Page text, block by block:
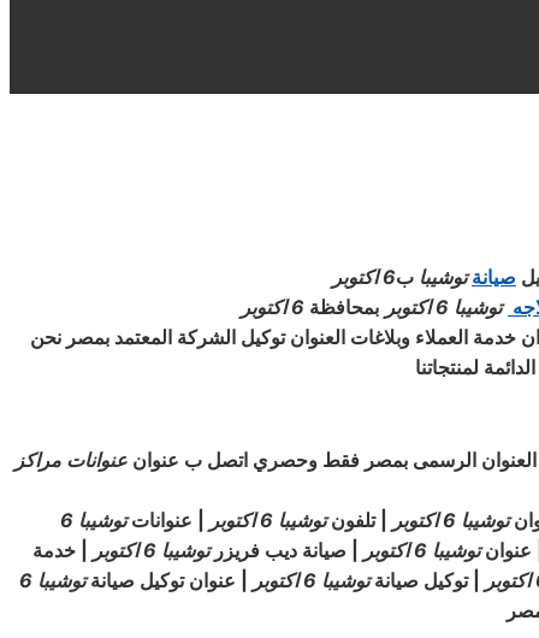
صيانة توشيبا ب6 اكتوبر
توشيبا 6 اكتوبر بمحافظة 6 اكتوبر
خدمة العملاء وبلاغات العنوان توكيل الشركة المعتمد بمصر نحن
لمنتجاتنا
العنوان الرسمى بمصر فقط وحصري اتصل ب عنوان عنوانات مراكز
توشيبا 6 اكتوبر | تلفون توشيبا 6 اكتوبر | عنوانات توشيبا 6
توشيبا 6 اكتوبر | صيانة ديب فريزر توشيبا 6 اكتوبر
| خدمة
| توكيل صيانة توشيبا 6 اكتوبر | عنوان توكيل صيانة توشيبا 6